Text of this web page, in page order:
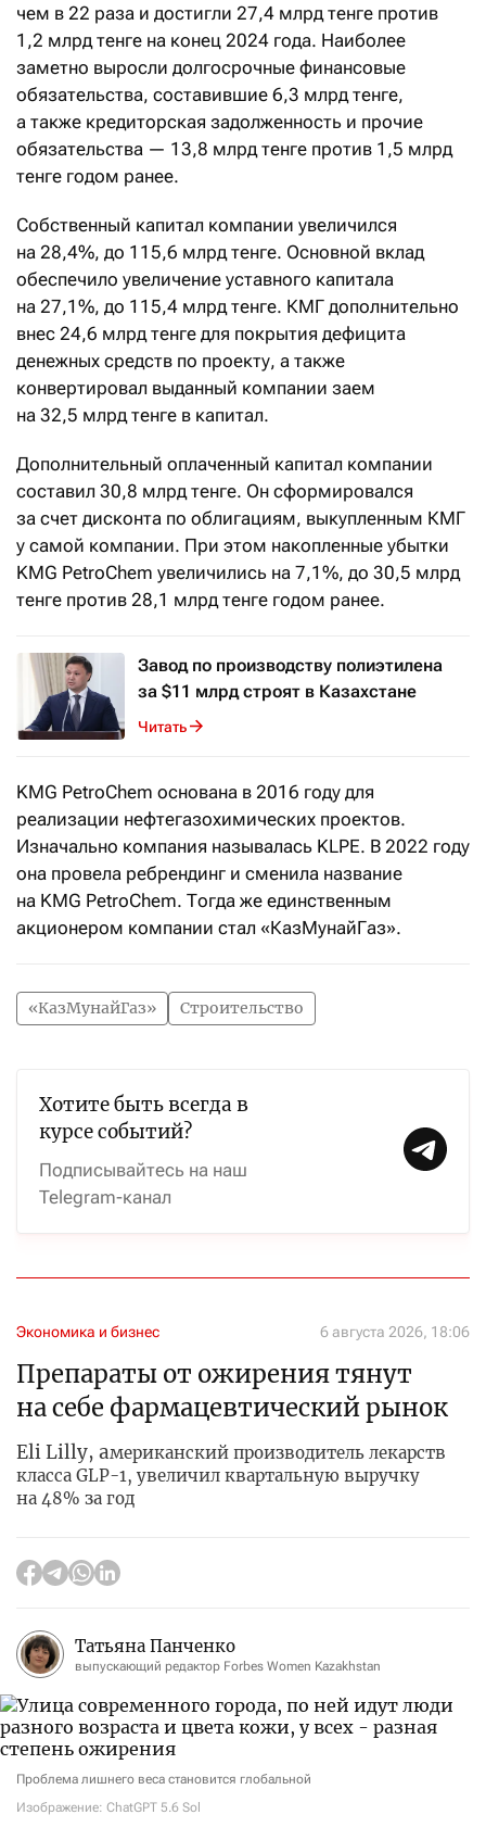
чем в 22 раза и достигли 27,4 млрд тенге против
1,2 млрд тенге на конец 2024 года. Наиболее
заметно выросли долгосрочные финансовые
обязательства, составившие 6,3 млрд тенге,
а также кредиторская задолженность и прочие
обязательства — 13,8 млрд тенге против 1,5 млрд
тенге годом ранее.
Собственный капитал компании увеличился
на 28,4%, до 115,6 млрд тенге. Основной вклад
обеспечило увеличение уставного капитала
на 27,1%, до 115,4 млрд тенге. КМГ дополнительно
внес 24,6 млрд тенге для покрытия дефицита
денежных средств по проекту, а также
конвертировал выданный компании заем
на 32,5 млрд тенге в капитал.
Дополнительный оплаченный капитал компании
составил 30,8 млрд тенге. Он сформировался
за счет дисконта по облигациям, выкупленным КМГ
у самой компании. При этом накопленные убытки
KMG PetroChem увеличились на 7,1%, до 30,5 млрд
тенге против 28,1 млрд тенге годом ранее.
Завод по производству полиэтилена
за $11 млрд строят в Казахстане
Читать
KMG PetroChem основана в 2016 году для
реализации нефтегазохимических проектов.
Изначально компания называлась KLPE. В 2022 году
она провела ребрендинг и сменила название
на KMG PetroChem. Тогда же единственным
акционером компании стал «КазМунайГаз».
«КазМунайГаз» Строительство
Хотите быть всегда в
курсе событий?
Подписывайтесь на наш
Telegram-канал
Экономика и бизнес 6 августа 2026, 18:06
Препараты от ожирения тянут
на себе фармацевтический рынок
Eli Lilly, американский производитель лекарств
класса GLP-1, увеличил квартальную выручку
на 48% за год
Татьяна Панченко
выпускающий редактор Forbes Women Kazakhstan
Проблема лишнего веса становится глобальной
Изображение: ChatGPT 5.6 Sol